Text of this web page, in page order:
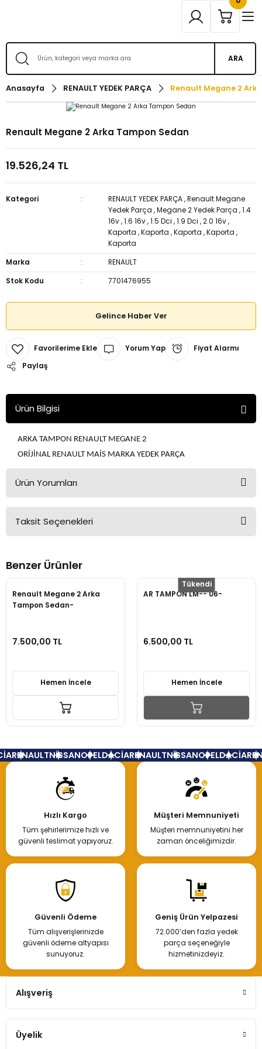
ARA
Anasayfa RENAULT YEDEK PARÇA Renault Megane 2
Renault Megane 2 Arka Tampon Sedan
19.526,24 TL
Kategori RENAULT YEDEK PARÇA ,Renault Megane
Yedek Parça ,Megane 2 Yedek Parça ,1.4
16v ,1.6 16v ,1.5 Dci ,1.9 Dci ,2.0 16v ,
Kaporta ,Kaporta ,Kaporta ,Kaporta ,
Kaporta
Marka
RENAULT
Stok Kodu
7701476955
Gelince Haber Ver
Yorum Yap
Fiyat Alarmı
Paylaş
Ürün Bilgisi
ARKA TAMPON RENAULT MEGANE 2
ORİJİNAL RENAULT MAİS MARKA YEDEK PARÇA
Ürün Yorumları
Taksit Seçenekleri
Benzer Ürünler
Renault Megane 2 Arka
Tampon Sedan-
7.500,00 TL
Hemen İncele
Tükendi
AR TAMPON LM-- 06-
6.500,00 TL
Hemen İncele
RENAULTNİSSANOPELDACİARENAULTNİSSANOPELDACİA
Hızlı Kargo
Tüm şehirlerimize hızlı ve
güvenli teslimat yapıyoruz.
Müşteri Memnuniyeti
Müşteri memnuniyetini her
zaman önceliğimizdir.
Güvenli Ödeme
Tüm alışverişlerinizde
güvenli ödeme altyapısı
sunuyoruz.
Geniş Ürün Yelpazesi
72.000’den fazla yedek
parça seçeneğiyle
hizmetinizdeyiz.
Alışveriş
Üyelik